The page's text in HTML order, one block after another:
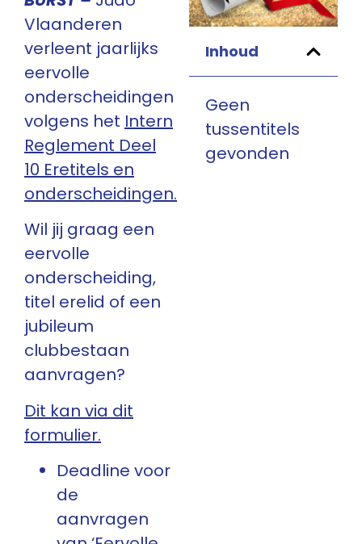
Vlaanderen
verleent jaarlijks
eervolle
onderscheidingen
volgens het Intern
Reglement Deel
10 Eretitels en
onderscheidingen.
Wil jij graag een
eervolle
onderscheiding,
titel erelid of een
jubileum
clubbestaan
aanvragen?
Dit kan via dit
formulier.
Deadline voor
de
aanvragen
Inhoud
Geen
tussentitels
gevonden